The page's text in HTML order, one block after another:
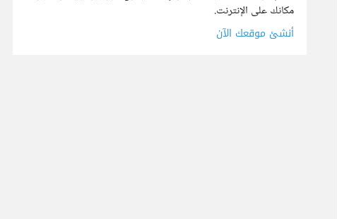
مكانك على الإنترنت.
أنشئ موقعك الآن